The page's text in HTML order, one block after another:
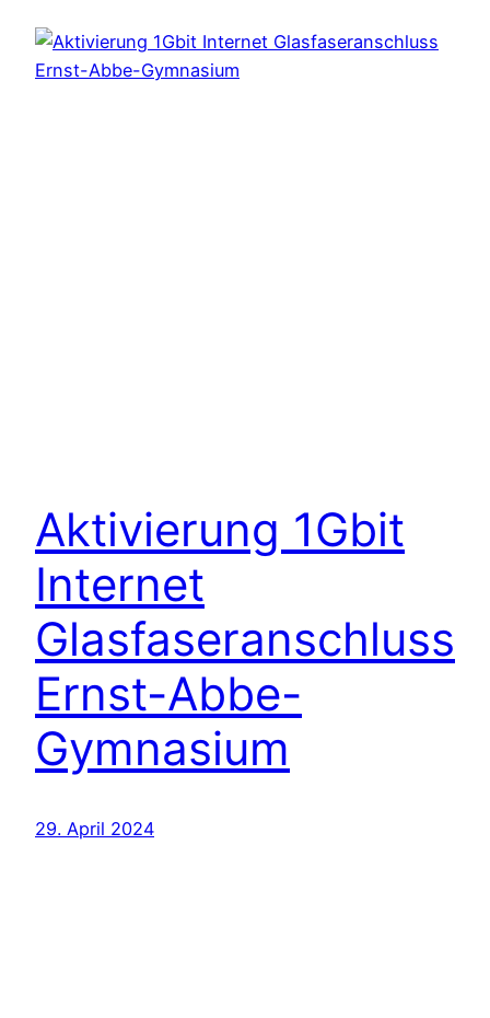
Aktivierung 1Gbit
Internet
Glasfaseranschluss
Ernst-Abbe-
Gymnasium
29. April 2024